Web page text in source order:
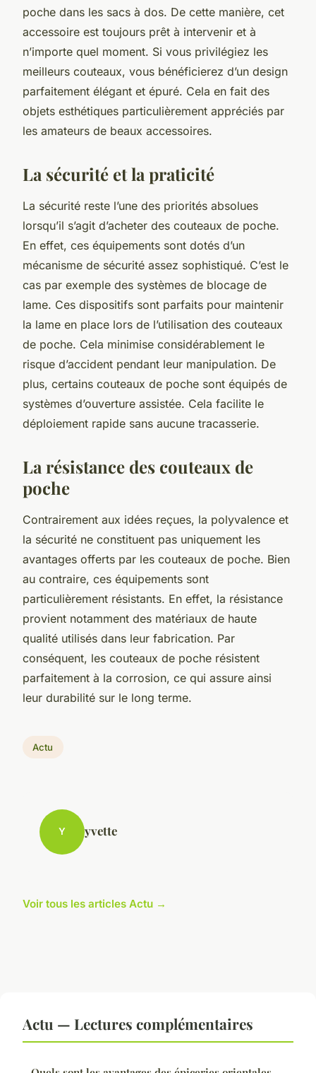
poche dans les sacs à dos. De cette manière, cet
accessoire est toujours prêt à intervenir et à
n’importe quel moment. Si vous privilégiez les
meilleurs couteaux, vous bénéficierez d’un design
parfaitement élégant et épuré. Cela en fait des
objets esthétiques particulièrement appréciés par
les amateurs de beaux accessoires.
La sécurité et la praticité
La sécurité reste l’une des priorités absolues
lorsqu’il s’agit d’acheter des couteaux de poche.
En effet, ces équipements sont dotés d’un
mécanisme de sécurité assez sophistiqué. C’est le
cas par exemple des systèmes de blocage de
lame. Ces dispositifs sont parfaits pour maintenir
la lame en place lors de l’utilisation des couteaux
de poche. Cela minimise considérablement le
risque d’accident pendant leur manipulation. De
plus, certains couteaux de poche sont équipés de
systèmes d’ouverture assistée. Cela facilite le
déploiement rapide sans aucune tracasserie.
La résistance des couteaux de
poche
Contrairement aux idées reçues, la polyvalence et
la sécurité ne constituent pas uniquement les
avantages offerts par les couteaux de poche. Bien
au contraire, ces équipements sont
particulièrement résistants. En effet, la résistance
provient notamment des matériaux de haute
qualité utilisés dans leur fabrication. Par
conséquent, les couteaux de poche résistent
parfaitement à la corrosion, ce qui assure ainsi
leur durabilité sur le long terme.
Actu
Y yvette
Voir tous les articles Actu →
Actu — Lectures complémentaires